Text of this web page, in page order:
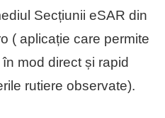
Secțiunii eSAR din
( aplicație care permite
mod direct și rapid
rutiere observate).